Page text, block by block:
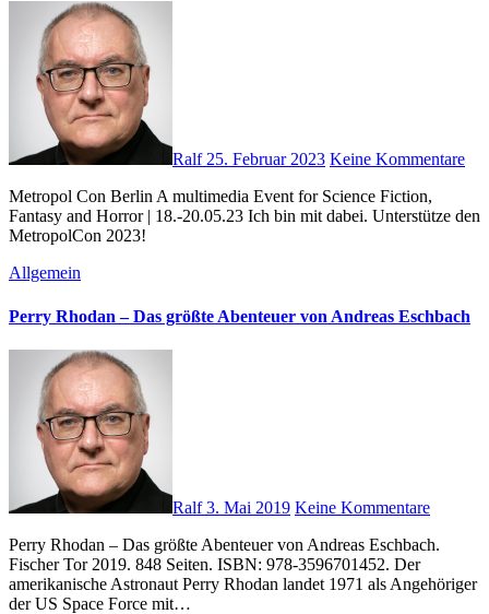
Ralf25. Februar 2023 Keine Kommentare
Metropol Con Berlin A multimedia Event for Science Fiction,
Fantasy and Horror | 18.-20.05.23 Ich bin mit dabei. Unterstütze den
MetropolCon 2023!
Allgemein
Perry Rhodan – Das größte Abenteuer von Andreas Eschbach
Ralf3. Mai 2019 Keine Kommentare
Perry Rhodan – Das größte Abenteuer von Andreas Eschbach.
Fischer Tor 2019. 848 Seiten. ISBN: 978-3596701452. Der
amerikanische Astronaut Perry Rhodan landet 1971 als Angehöriger
der US Space Force mit…